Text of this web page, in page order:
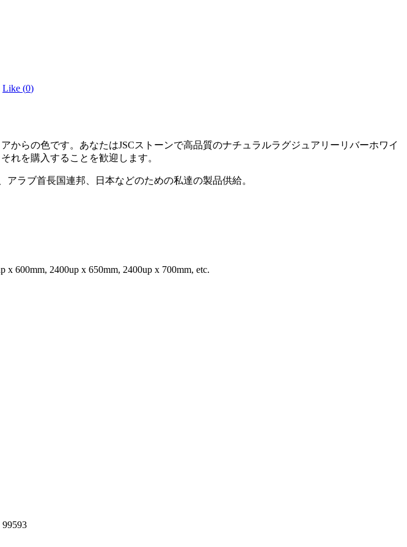
Like (0)
らの色です。あなたはJSCストーンで高品質のナチュラルラグジュアリーリバーホワイ
れを購入することを歓迎します。
ラブ首長国連邦、日本などのための私達の製品供給。
x 600mm, 2400up x 650mm, 2400up x 700mm, etc.
99593